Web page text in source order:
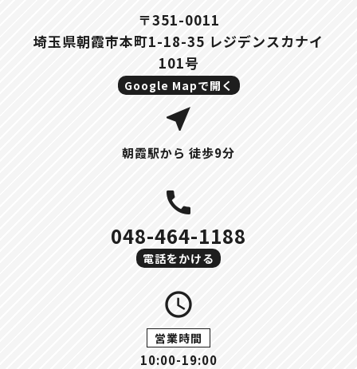
〒351-0011
埼玉県朝霞市本町1-18-35 レジデンスカナイ
101号
Google Mapで開く
near_me
朝霞駅から 徒歩9分
call
048-464-1188
電話をかける
query_builder
営業時間
10:00-19:00